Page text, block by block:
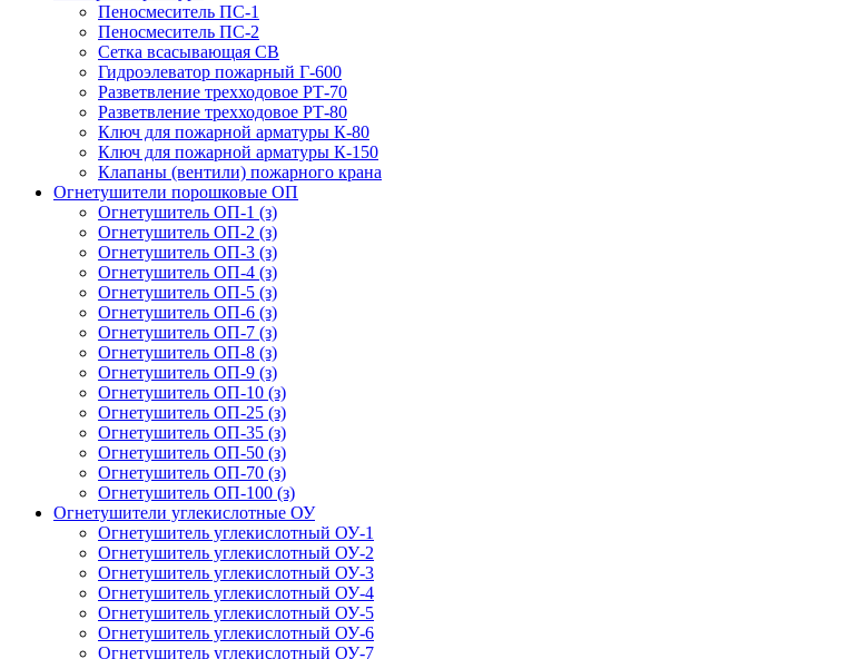
Пеносмеситель ПС-1
Пеносмеситель ПС-2
Сетка всасывающая СВ
Гидроэлеватор пожарный Г-600
Разветвление трехходовое РТ-70
Разветвление трехходовое РТ-80
Ключ для пожарной арматуры К-80
Ключ для пожарной арматуры К-150
Клапаны (вентили) пожарного крана
Огнетушители порошковые ОП
Огнетушитель ОП-1 (з)
Огнетушитель ОП-2 (з)
Огнетушитель ОП-3 (з)
Огнетушитель ОП-4 (з)
Огнетушитель ОП-5 (з)
Огнетушитель ОП-6 (з)
Огнетушитель ОП-7 (з)
Огнетушитель ОП-8 (з)
Огнетушитель ОП-9 (з)
Огнетушитель ОП-10 (з)
Огнетушитель ОП-25 (з)
Огнетушитель ОП-35 (з)
Огнетушитель ОП-50 (з)
Огнетушитель ОП-70 (з)
Огнетушитель ОП-100 (з)
Огнетушители углекислотные ОУ
Огнетушитель углекислотный ОУ-1
Огнетушитель углекислотный ОУ-2
Огнетушитель углекислотный ОУ-3
Огнетушитель углекислотный ОУ-4
Огнетушитель углекислотный ОУ-5
Огнетушитель углекислотный ОУ-6
Огнетушитель углекислотный ОУ-7